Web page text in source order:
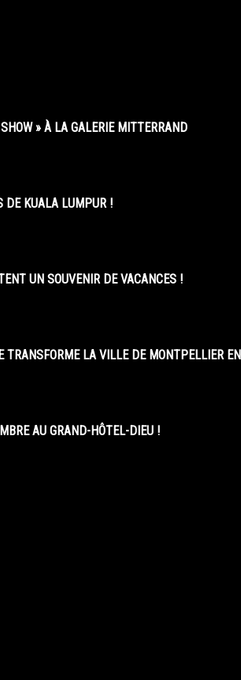
» À LA GALERIE MITTERRAND
DE KUALA LUMPUR !
UN SOUVENIR DE VACANCES !
TRANSFORME LA VILLE DE MONTPELLIER
AU GRAND-HÔTEL-DIEU !